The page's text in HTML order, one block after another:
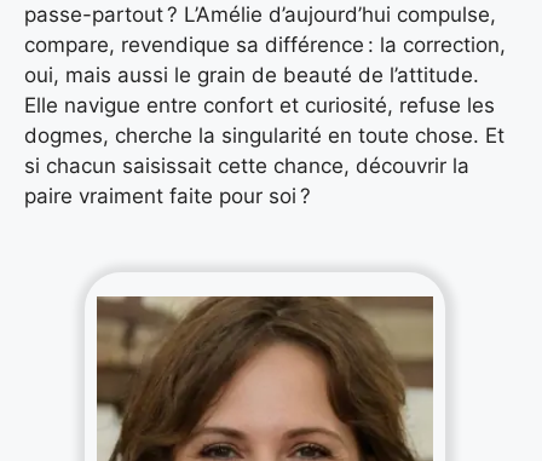
passe-partout ? L’Amélie d’aujourd’hui compulse,
compare, revendique sa différence : la correction,
oui, mais aussi le grain de beauté de l’attitude.
Elle navigue entre confort et curiosité, refuse les
dogmes, cherche la singularité en toute chose. Et
si chacun saisissait cette chance, découvrir la
paire vraiment faite pour soi ?